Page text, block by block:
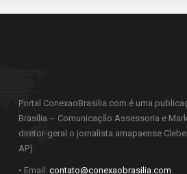
Portal ConexaoBrasilia.com é uma
Brasília – Comunicação Assessoria e
diretor-geral o jornalista amapaense
AP).
• Email: contato@conexaobrasilia.com